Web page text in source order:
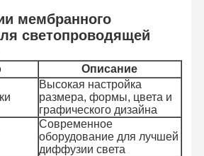
мембранного
светопроводящей
Описание
Высокая настройка
размера, формы, цвета и
графического дизайна
Современное
оборудование для лучшей
диффузии света